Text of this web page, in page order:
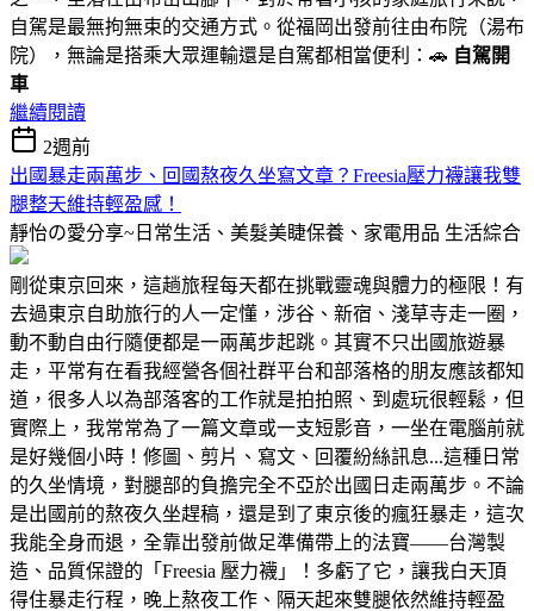
自駕是最無拘無束的交通方式。從福岡出發前往由布院（湯布
院），無論是搭乘大眾運輸還是自駕都相當便利：🚗 自駕開
車
繼續閱讀
2週前
出國暴走兩萬步、回國熬夜久坐寫文章？Freesia壓力襪讓我雙
腿整天維持輕盈感！
靜怡の愛分享~日常生活、美髮美睫保養、家電用品 生活綜合
剛從東京回來，這趟旅程每天都在挑戰靈魂與體力的極限！有
去過東京自助旅行的人一定懂，涉谷、新宿、淺草寺走一圈，
動不動自由行隨便都是一兩萬步起跳。其實不只出國旅遊暴
走，平常有在看我經營各個社群平台和部落格的朋友應該都知
道，很多人以為部落客的工作就是拍拍照、到處玩很輕鬆，但
實際上，我常常為了一篇文章或一支短影音，一坐在電腦前就
是好幾個小時！修圖、剪片、寫文、回覆紛絲訊息...這種日常
的久坐情境，對腿部的負擔完全不亞於出國日走兩萬步。不論
是出國前的熬夜久坐趕稿，還是到了東京後的瘋狂暴走，這次
我能全身而退，全靠出發前做足準備帶上的法寶——台灣製
造、品質保證的「Freesia 壓力襪」！多虧了它，讓我白天頂
得住暴走行程，晚上熬夜工作、隔天起來雙腿依然維持輕盈